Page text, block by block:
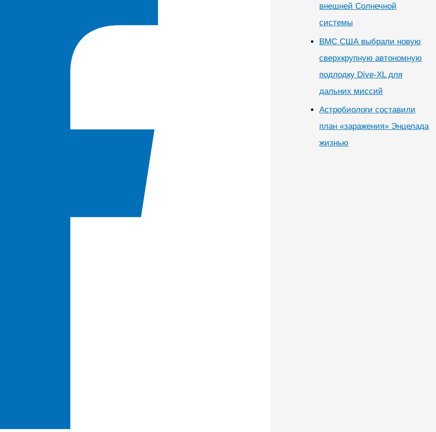
внешней Солнечной
системы
ВМС США выбрали новую
сверхкрупную автономную
подлодку Dive-XL для
дальних миссий
Астробиологи составили
план «заражения» Энцелада
жизнью